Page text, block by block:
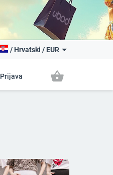
/ Hrvatski / EUR
Prijava shopping_basket